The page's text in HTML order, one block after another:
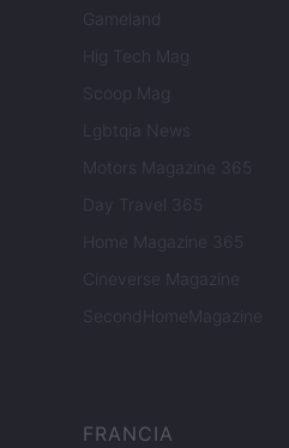
Gameland
Hig Tech Mag
Scoop Mag
Lgbtqia News
Motors Magazine 365
Day Travel 365
Home Magazine 365
Cineverse Magazine
SecondHomeMagazine
FRANCIA